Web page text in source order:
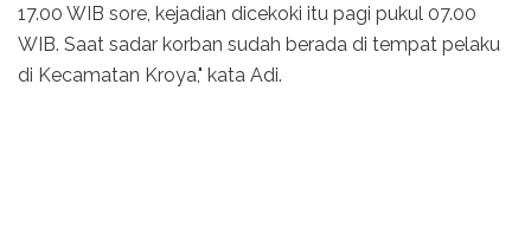
17.00 WIB sore, kejadian dicekoki itu pagi pukul 07.00
WIB. Saat sadar korban sudah berada di tempat pelaku
di Kecamatan Kroya," kata Adi.